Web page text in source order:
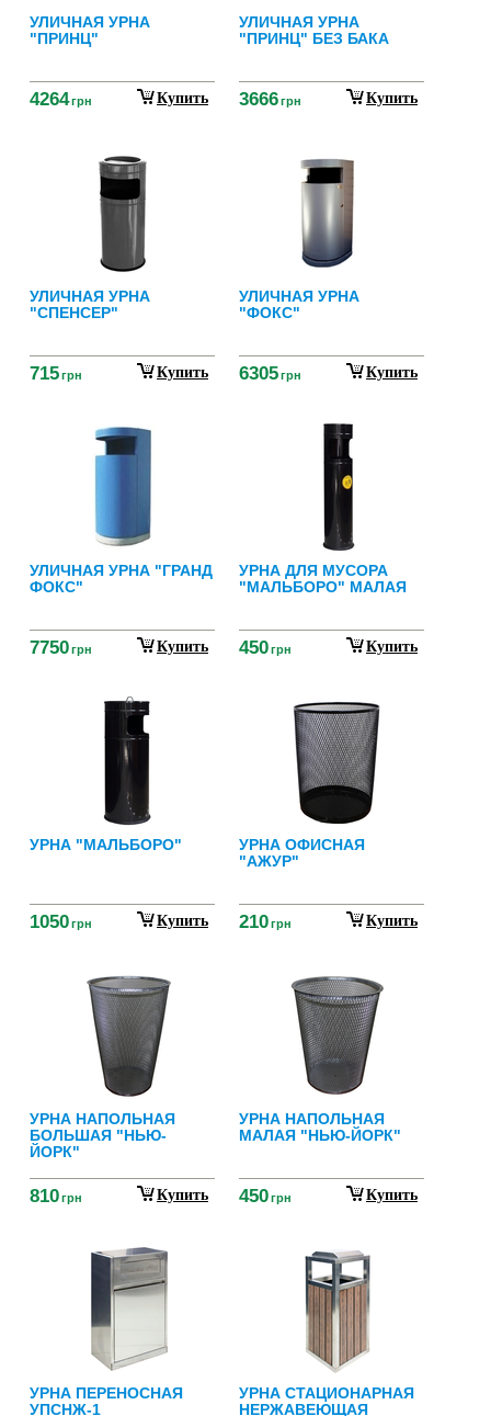
УЛИЧНАЯ УРНА
"ПРИНЦ"
4264грн Купить
УЛИЧНАЯ УРНА
"ПРИНЦ" БЕЗ БАКА
3666грн Купить
УЛИЧНАЯ УРНА
"СПЕНСЕР"
715грн Купить
УЛИЧНАЯ УРНА
"ФОКС"
6305грн Купить
УЛИЧНАЯ УРНА "ГРАНД
ФОКС"
7750грн Купить
УРНА ДЛЯ МУСОРА
"МАЛЬБОРО" МАЛАЯ
450грн Купить
УРНА "МАЛЬБОРО"
1050грн Купить
УРНА ОФИСНАЯ
"АЖУР"
210грн Купить
УРНА НАПОЛЬНАЯ
БОЛЬШАЯ "НЬЮ-
ЙОРК"
810грн Купить
УРНА НАПОЛЬНАЯ
МАЛАЯ "НЬЮ-ЙОРК"
450грн Купить
УРНА ПЕРЕНОСНАЯ
УПСНЖ-1
УРНА СТАЦИОНАРНАЯ
НЕРЖАВЕЮЩАЯ